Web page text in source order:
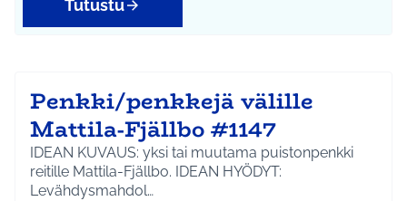
Tutustu
Penkki/penkkejä välille
Mattila-Fjällbo #1147
IDEAN KUVAUS: yksi tai muutama puistonpenkki
reitille Mattila-Fjällbo. IDEAN HYÖDYT:
Levähdysmahdol…